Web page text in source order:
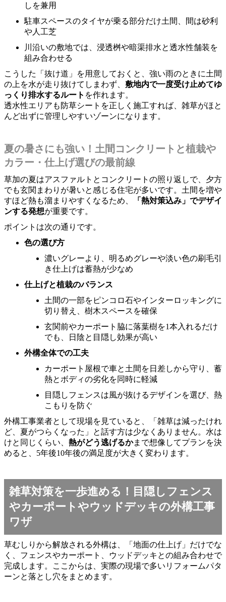
しを兼用
駐車スペースのタイヤが乗る部分だけ土間、間は砂利
や人工芝
川沿いの敷地では、浸透桝や暗渠排水と透水性舗装を
組み合わせる
こうした「抜け道」を用意しておくと、強い雨のときに土間
の上を水が走り抜けてしまわず、 敷地内で一度受け止めてゆ
っくり排水するルート を作れます。
透水性エリアも防草シートを正しく施工すれば、雑草がほと
んど出ずに管理しやすいゾーンになります。
夏の暑さにも強い！土間コンクリートと植栽や
カラー・仕上げ選びの最前線
草加の夏はアスファルトとコンクリートの照り返しで、夕方
でも玄関まわりが暑いと感じる住宅が多いです。土間を増や
すほど熱も溜まりやすくなるため、
「熱対策込み」でデザイ
ンする発想が重要です。
ポイントは次の通りです。
色の選び方
濃いグレーより、明るめグレーや淡い色の刷毛引
き仕上げは蓄熱が少なめ
仕上げと植栽のバランス
土間の一部をピンコロ石やインターロッキングに
切り替え、樹木スペースを確保
玄関前やカーポート脇に落葉樹を1本入れるだけ
でも、日陰と目隠し効果が高い
外構全体での工夫
カーポート屋根で車と土間を日差しから守り、蓄
熱とボディの劣化を同時に軽減
目隠しフェンスは風が抜けるデザインを選び、熱
こもりを防ぐ
外構工事業者として現場を見ていると、「雑草は減ったけれ
ど、夏がつらくなった」と話す方は少なくありません。水は
けと同じくらい、 熱がどう逃げるかまで想像してプランを決
めると、5年後10年後の満足度が大きく変わります。
雑草対策を一歩進める！目隠しフェンス
やカーポートやウッドデッキの外構工事
ワザ
草むしりから解放される外構は、「地面の仕上げ」だけでな
く、フェンスやカーポート、ウッドデッキとの組み合わせで
完成します。ここからは、実際の現場で多いリフォームパタ
ーンと落とし穴をまとめます。